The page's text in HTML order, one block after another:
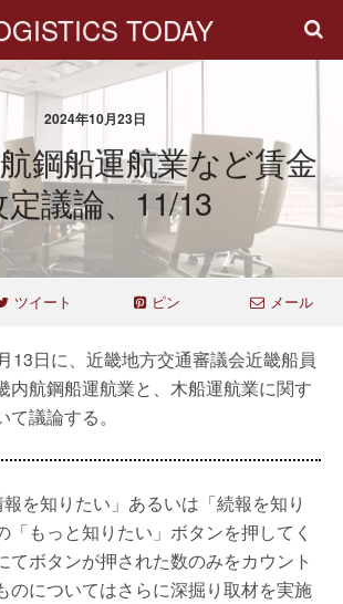
TODAY
2024年10月23日
鋼船運航業など賃金
定議論、11/13
ツイート ピン メール
13日に、近畿地方交通審議会近畿船員
内航鋼船運航業と、木船運航業に関す
議論する。
を知りたい」あるいは「続報を知り
「もっと知りたい」ボタンを押してく
てボタンが押された数のみをカウント
のについてはさらに深掘り取材を実施